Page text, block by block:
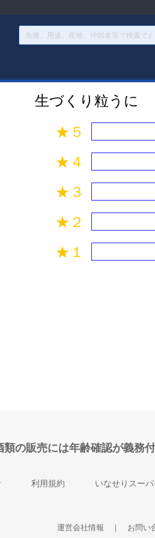
生づくり粒うに
★５
★４
★３
★２
★１
の販売には年齢確認が義務付
利用規約 いなせりスー
運営会社情報 ｜ お問い